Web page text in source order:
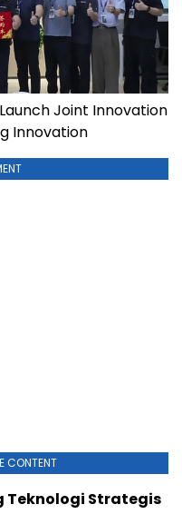
Joint Innovation
Innovation
CONTENT
Teknologi Strategis